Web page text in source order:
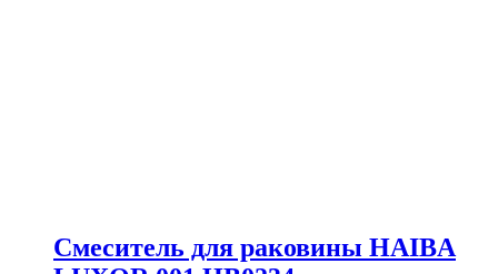
Смеситель для раковины HAIBA